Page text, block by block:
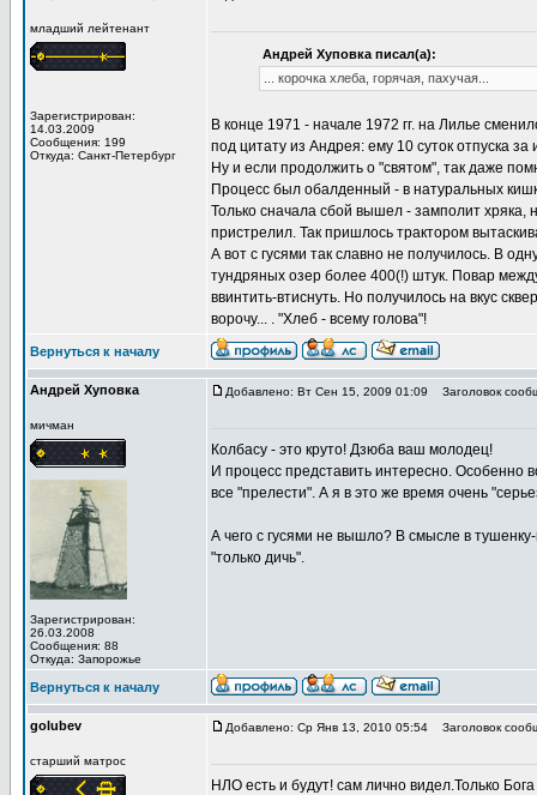
младший лейтенант
Зарегистрирован:
14.03.2009
Сообщения: 199
Откуда: Санкт-Петербург
Андрей Хуповка писал(а):
... корочка хлеба, горячая, пахучая...
В конце 1971 - начале 1972 гг. на Лилье
под цитату из Андрея: ему 10 суток отпуска
Ну и если продолжить о "святом", так даже
Процесс был обалденный - в натуральных
Только сначала сбой вышел - замполит хряка,
пристрелил. Так пришлось трактором
А вот с гусями так славно не получилось. В
тундряных озер более 400(!) штук. Повар
ввинтить-втиснуть. Но получилось на вкус
ворочу... . "Хлеб - всему голова"!
Вернуться к началу
Андрей Хуповка
мичман
Зарегистрирован:
26.03.2008
Сообщения: 88
Откуда: Запорожье
Добавлено: Вт Сен 15, 2009 01:09 Заголовок
Колбасу - это круто! Дзюба ваш молодец!
И процесс представить интересно. Особенно
все "прелести". А я в это же время очень
А чего с гусями не вышло? В смысле в
"только дичь".
Вернуться к началу
golubev
старший матрос
Добавлено: Ср Янв 13, 2010 05:54 Заголовок
НЛО есть и будут! сам лично видел.Только